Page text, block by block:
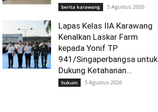
berita karawang 5 Agustus 2026
Lapas Kelas IIA Karawang
Kenalkan Laskar Farm
kepada Yonif TP
941/Singaperbangsa untuk
Dukung Ketahanan...
hukum 5 Agustus 2026